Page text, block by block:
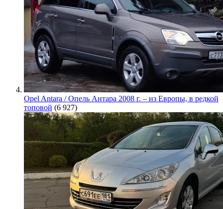
Opel Antara / Опель Антара 2008 г. – из Европы, в редкой
топовой (6 927)